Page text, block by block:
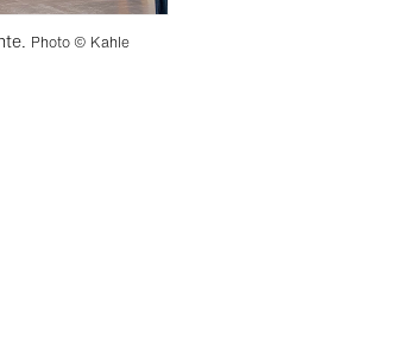
Photo © Kahle